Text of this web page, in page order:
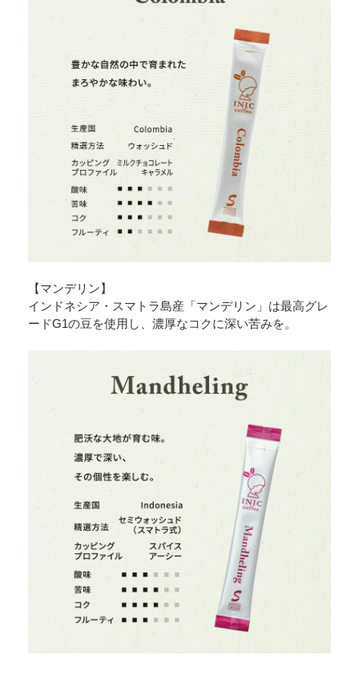
【マンデリン】
インドネシア・スマトラ島産「マンデリン」は最高グレ
ードG1の豆を使用し、濃厚なコクに深い苦みを。